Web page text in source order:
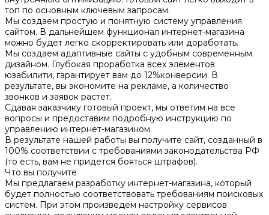
топ по основным ключевым запросам.
Мы создаем простую и понятную систему управления
сайтом. В дальнейшем функционал интернет-магазина
можно будет легко скорректировать или доработать.
Мы создаем адаптивные сайты с удобным современным
дизайном. Глубокая проработка всех элементов
юзабилити, гарантирует вам до 12%конверсии. В
результате, вы экономите на рекламе, а количество
звонков и заявок растет.
Сдавая заказчику готовый проект, мы ответим на все
вопросы и предоставим подробную инструкцию по
управлению интернет-магазином.
В результате нашей работы вы получите сайт, созданный в
100% соответствии с требованиями законодательства РФ
(то есть, вам не придется бояться штрафов).
Что вы получите
Мы предлагаем разработку интернет-магазина, который
будет полностью соответствовать требованиям поисковых
систем. При этом произведем настройку сервисов